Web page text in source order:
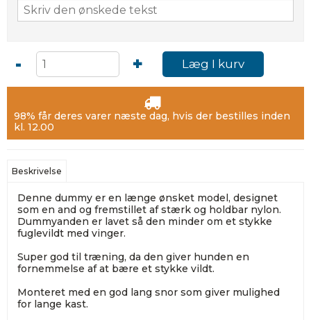
- + Læg I kurv
98% får deres varer næste dag, hvis der bestilles inden
kl. 12.00
Beskrivelse
Denne dummy er en længe ønsket model, designet
som en and og fremstillet af stærk og holdbar nylon.
Dummyanden er lavet så den minder om et stykke
fuglevildt med vinger.
Super god til træning, da den giver hunden en
fornemmelse af at bære et stykke vildt.
Monteret med en god lang snor som giver mulighed
for lange kast.